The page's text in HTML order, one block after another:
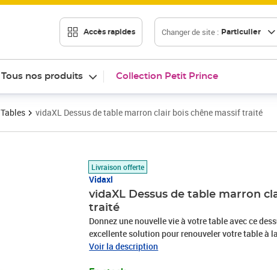
Accès rapides Changer de site : Particulier
Tous nos produits Collection Petit Prince
Tables vidaXL Dessus de table marron clair bois chêne massif traité
Livraison offerte
Vidaxl
vidaXL Dessus de table marron
traité
Donnez une nouvelle vie à votre table avec ce
excellente solution pour renouveler votre table à
commercial. Bois de chêne massif : le dessus de
Voir la description
Prix 111,89€